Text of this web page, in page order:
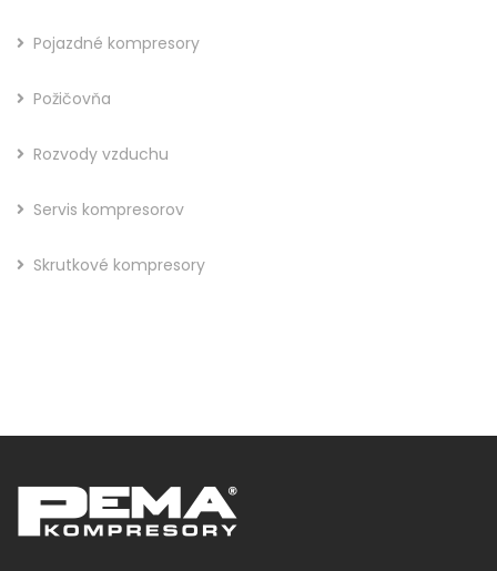
Pojazdné kompresory
Požičovňa
Rozvody vzduchu
Servis kompresorov
Skrutkové kompresory